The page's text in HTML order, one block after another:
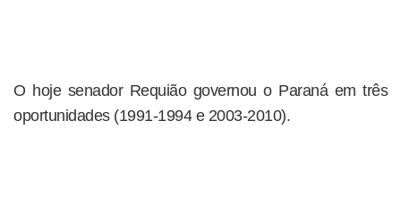
O hoje senador Requião governou o Paraná em três
oportunidades (1991-1994 e 2003-2010).